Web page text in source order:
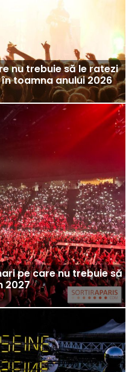
nu trebuie să le ratezi
toamna anului 2026
pe care nu trebuie să
2027